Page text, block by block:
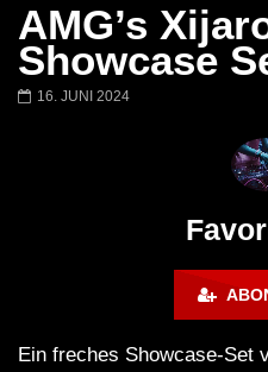
AMG’s
Showcase
16. JUNI 2024
Ein freches Showcase-Set